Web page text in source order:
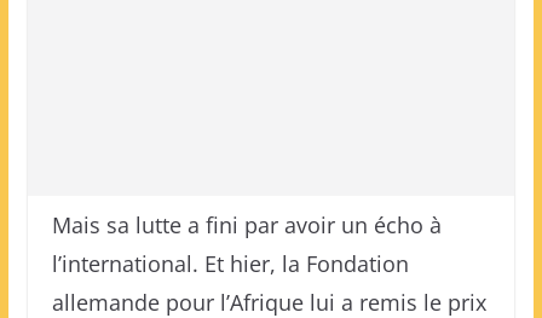
Mais sa lutte a fini par avoir un écho à
l’international. Et hier, la Fondation
allemande pour l’Afrique lui a remis le prix